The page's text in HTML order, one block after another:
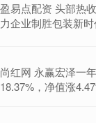
盈易点配资 头部热
力企业制胜包装新
尚红网 永赢宏泽一
18.37%，净值涨